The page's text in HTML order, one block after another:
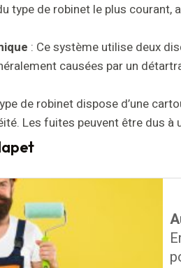
type de robinet le plus courant,
: Ce système utilise deux
causées par un
de robinet dispose d’une
Les fuites peuvent être dus